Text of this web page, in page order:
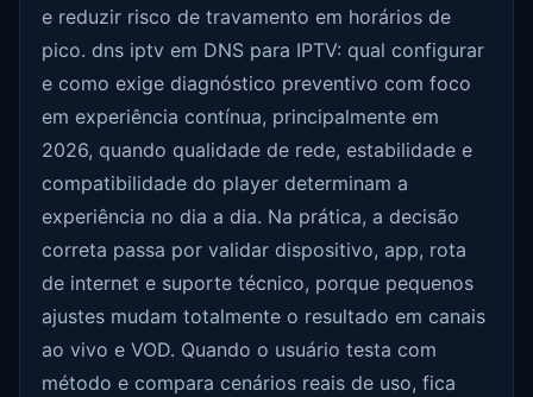
e reduzir risco de travamento em horários de
pico. dns iptv em DNS para IPTV: qual configurar
e como exige diagnóstico preventivo com foco
em experiência contínua, principalmente em
2026, quando qualidade de rede, estabilidade e
compatibilidade do player determinam a
experiência no dia a dia. Na prática, a decisão
correta passa por validar dispositivo, app, rota
de internet e suporte técnico, porque pequenos
ajustes mudam totalmente o resultado em canais
ao vivo e VOD. Quando o usuário testa com
método e compara cenários reais de uso, fica